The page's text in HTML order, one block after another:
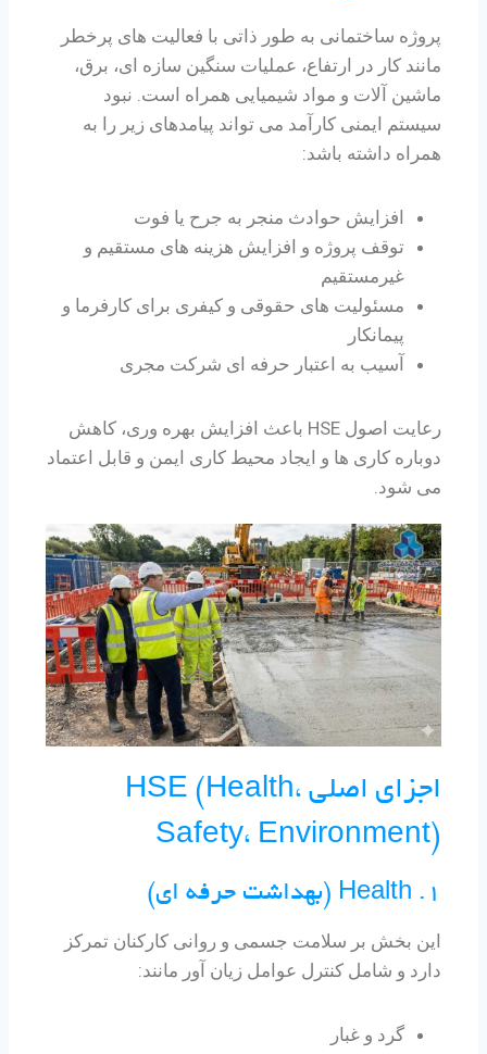
پروژه ساختمانی به طور ذاتی با فعالیت های پرخطر
مانند کار در ارتفاع، عملیات سنگین سازه ای، برق،
ماشین آلات و مواد شیمیایی همراه است. نبود
سیستم ایمنی کارآمد می تواند پیامدهای زیر را به
همراه داشته باشد:
افزایش حوادث منجر به جرح یا فوت
توقف پروژه و افزایش هزینه های مستقیم و
غیرمستقیم
مسئولیت های حقوقی و کیفری برای کارفرما و
پیمانکار
آسیب به اعتبار حرفه ای شرکت مجری
رعایت اصول HSE باعث افزایش بهره وری، کاهش
دوباره کاری ها و ایجاد محیط کاری ایمن و قابل اعتماد
می شود.
اجزای اصلی HSE (Health،
Safety، Environment)
1. Health (بهداشت حرفه ای)
این بخش بر سلامت جسمی و روانی کارکنان تمرکز
دارد و شامل کنترل عوامل زیان آور مانند:
گرد و غبار